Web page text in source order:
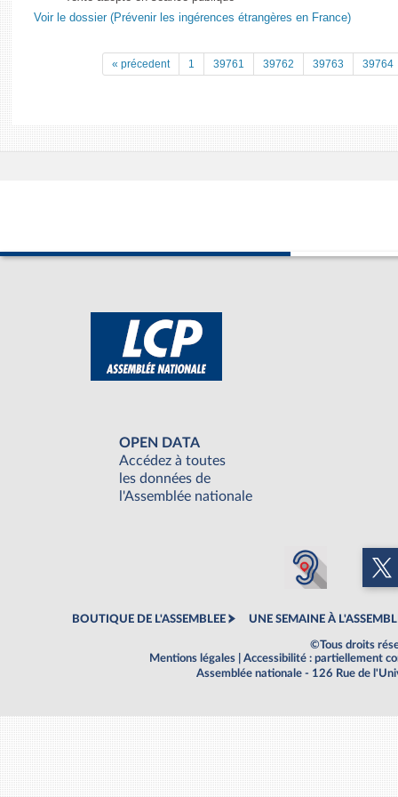
Voir le dossier (Prévenir les ingérences étrangères en France)
« précedent 1 39761 39762 39763 39764
OPEN DATA
Accédez à toutes
les données de
l'Assemblée nationale
BOUTIQUE DE L'ASSEMBLEE UNE SEMAINE À
©Tous droits
Mentions légales
Accessibilité : partiellement
Assemblée nationale - 126 Rue de